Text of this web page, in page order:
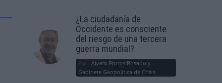
¿La ciudadanía de
Occidente es consciente
del riesgo de una tercera
guerra mundial?
Por Álvaro Frutos Rosado y
Gabinete Geopolítica de Crisis